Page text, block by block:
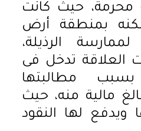
محرمة، حيث كانت
بمنطقة أرض
لممارسة الرذيلة،
العلاقة تدخل فى
بسبب مطالبتها
مالية منه، حيث
لها النقود